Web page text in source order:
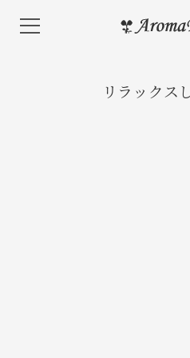
メ
ニ
リラックス